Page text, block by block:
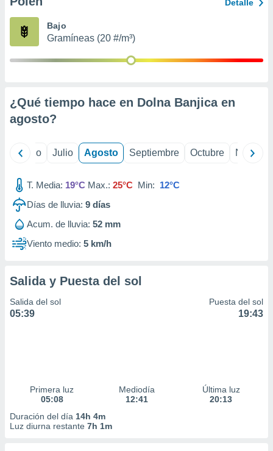
publicidad
1199
Detalle
Bajo
Gramíneas (20 #/m³)
¿Qué tiempo hace en Dolna Banjica en
agosto?
Junio Julio Agosto Septiembre Octubre
T. Media: 19°C Max.: 25°C Min: 12°C
Días de lluvia: 9 días
Acum. de lluvia: 52 mm
Viento medio: 5 km/h
Salida y Puesta del sol
Salida del sol
05:39
Puesta del sol
19:43
Primera luz
05:08
Mediodía
12:41
Última luz
20:13
Duración del día 14h 4m
Luz diurna restante 7h 1m